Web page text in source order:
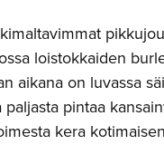
loistokkaiden
aikana on luvassa
pintaa
kera